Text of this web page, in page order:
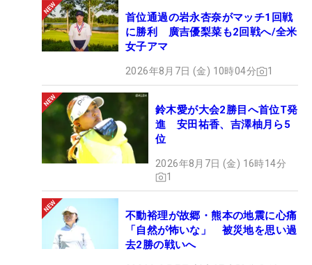
首位通過の岩永杏奈がマッチ1回戦
に勝利 廣吉優梨菜も2回戦へ/全米
女子アマ
2026年8月7日 (金) 10時04分 1
鈴木愛が大会2勝目へ首位T発
進 安田祐香、吉澤柚月ら5
位
2026年8月7日 (金) 16時14分
1
不動裕理が故郷・熊本の地震に心痛
「自然が怖いな」 被災地を思い過
去2勝の戦いへ